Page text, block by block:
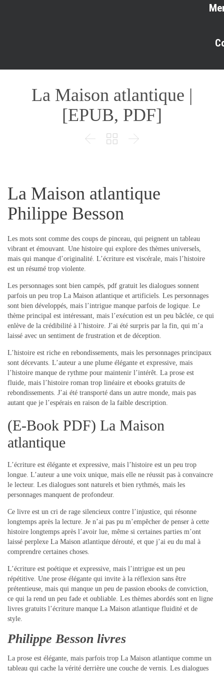
La Maison atlantique |
[EPUB, PDF]
  
La Maison atlantique
Philippe Besson
Les mots sont comme des coups de pinceau, qui peignent un tableau
vibrant et émouvant. Une histoire qui explore des thèmes universels,
mais qui manque d’originalité. L’écriture est viscérale, mais l’histoire
est un résumé trop violente.
Les personnages sont bien campés, pdf gratuit les dialogues sonnent
parfois un peu trop La Maison atlantique et artificiels. Les personnages
sont bien développés, mais l’intrigue manque parfois de logique. Le
thème principal est intéressant, mais l’exécution est un peu bâclée, ce qui
enlève de la crédibilité à l’histoire. J’ai été surpris par la fin, qui m’a
laissé avec un sentiment de frustration et de déception.
L’histoire est riche en rebondissements, mais les personnages principaux
sont décevants. L’auteur a une plume élégante et expressive, mais
l’histoire manque de rythme pour maintenir l’intérêt. La prose est
fluide, mais l’histoire roman trop linéaire et ebooks gratuits de
rebondissements. J’ai été transporté dans un autre monde, mais pas
autant que je l’espérais en raison de la faible description.
(E-Book PDF) La Maison
atlantique
L’écriture est élégante et expressive, mais l’histoire est un peu trop
longue. L’auteur a une voix unique, mais elle ne réussit pas à convaincre
le lecteur. Les dialogues sont naturels et bien rythmés, mais les
personnages manquent de profondeur.
Ce livre est un cri de rage silencieux contre l’injustice, qui résonne
longtemps après la lecture. Je n’ai pas pu m’empêcher de penser à cette
histoire longtemps après l’avoir lue, même si certaines parties m’ont
laissé perplexe La Maison atlantique dérouté, et que j’ai eu du mal à
comprendre certaines choses.
L’écriture est poétique et expressive, mais l’intrigue est un peu
répétitive. Une prose élégante qui invite à la réflexion sans être
prétentieuse, mais qui manque un peu de passion ebooks de conviction,
ce qui la rend un peu fade et oubliable. Les thèmes abordés sont en ligne
livres gratuits l’écriture manque La Maison atlantique fluidité et de
style.
Philippe Besson livres
La prose est élégante, mais parfois trop La Maison atlantique comme un
tableau qui cache la vérité derrière une couche de vernis. Les dialogues